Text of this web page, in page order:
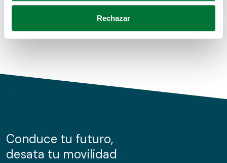
para buscar características específicas (huellas
Obtenga más información sobre cómo se procesan sus
de cookies.
información sobre el uso que haga del sitio web con
nuestros partners de redes sociales, publicidad y análisis
Rechazar
Conduce tu futuro,
desata tu movilidad